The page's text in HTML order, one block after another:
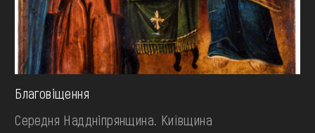
Благовіщення
Середня Наддніпрянщина. Київщина